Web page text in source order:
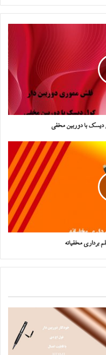
با دوربین مخفی
برداری مخفیانه